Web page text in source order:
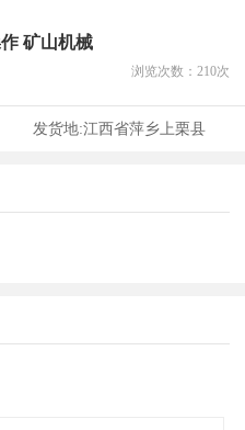
矿山机械
浏览次数： 210次
发货地:江西省萍乡上栗县